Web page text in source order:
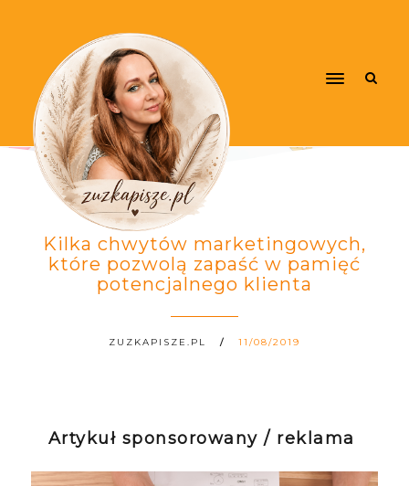
Kilka chwytów marketingowych,
które pozwolą zapaść w pamięć
potencjalnego klienta
ZUZKAPISZE.PL 11/08/2019
Artykuł sponsorowany / reklama